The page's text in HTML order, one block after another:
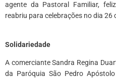
agente da Pastoral Familiar,
reabriu para celebrações no dia 26
Solidariedade
A comerciante Sandra Regina
da Paróquia São Pedro